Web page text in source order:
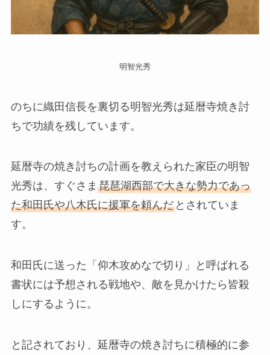
明智光秀
のちに織田信長を裏切る明智光秀は延暦寺焼き討
ちで功績を残しています。
延暦寺の焼き討ちの計画を教えられた家臣の明智
光秀は、すぐさま 琵琶湖西部で大きな勢力であっ
た和田氏や八木氏に援軍を頼んだとされていま
す。
和田氏に送った「仰木攻めなで切り」と呼ばれる
書状には予想される戦地や、敵を見かけたら皆殺
しにするように。
と記されており、延暦寺の焼き討ちに積極的に参